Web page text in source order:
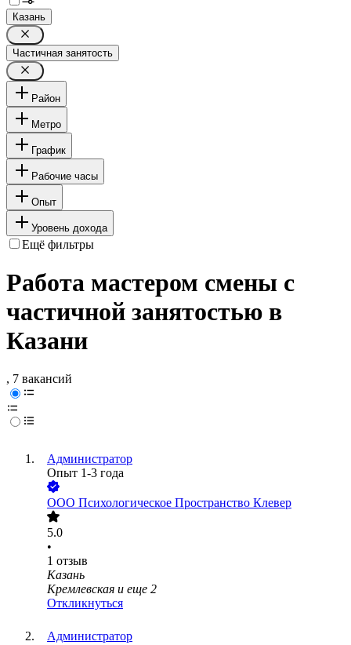
Казань
Частичная занятость
Район
Метро
График
Рабочие часы
Опыт
Уровень дохода
Ещё фильтры
Работа мастером смены с
частичной занятостью в
Казани
, 7 вакансий
Администратор
Опыт 1-3 года
ООО Психологическое Пространство Клевер
5.0
•
1 отзыв
Казань
Кремлевская и еще 2
Откликнуться
Администратор